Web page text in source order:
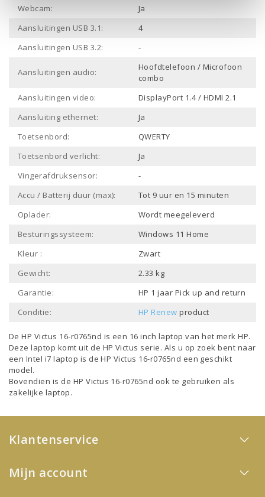
Webcam:
Ja
Aansluitingen USB 3.1:
4
Aansluitingen USB 3.2:
-
Aansluitingen audio:
Hoofdtelefoon / Microfoon
combo
Aansluitingen video:
DisplayPort 1.4 / HDMI 2.1
Aansluiting ethernet:
Ja
Toetsenbord:
QWERTY
Toetsenbord verlicht:
Ja
Vingerafdruksensor:
-
Accu / Batterij duur (max):
Tot 9 uur en 15 minuten
Oplader:
Wordt meegeleverd
Besturingssysteem:
Windows 11 Home
Kleur :
Zwart
Gewicht:
2.33 kg
Garantie:
HP 1 jaar Pick up and return
Conditie:
HP Renew product
De HP Victus 16-r0765nd is een 16 inch laptop van het merkHP.
Deze laptop komt uit de HP Victus serie. Als u op zoek bent naar
een Intel i7 laptop is de HP Victus 16-r0765nd een geschikt
model.
Bovendien is de HP Victus 16-r0765nd ook te gebruiken als
zakelijke laptop.
Klantenservice
Mijn account